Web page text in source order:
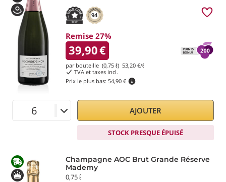
94
Remise 27%
39,90€
par bouteille (0,75 ℓ) 53,20 €/ℓ
TVA et taxes incl.
Prix le plus bas: 54,90 €
AJOUTER
STOCK PRESQUE ÉPUISÉ
Champagne AOC Brut Grande Réserve
Mademy
0,75 ℓ